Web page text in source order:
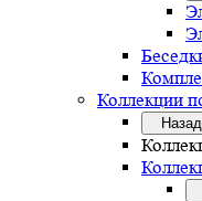
Коллекции
Назад